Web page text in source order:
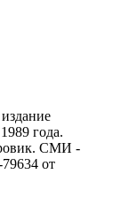
года.
CМИ -
от